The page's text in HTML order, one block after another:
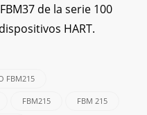
de la serie 100
HART.
FBM215
FBM215 FBM 215